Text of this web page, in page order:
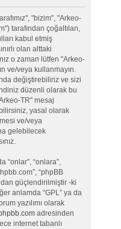
"bizim", "Arkeo-
tarafından çoğaltılan,
kabul etmiş
olan alttaki
o zaman lütfen "Arkeo-
ve/veya kullanmayın.
değiştirebiliriz ve sizi
düzenli olarak bu
TR" mesaj
yasal olarak
ve/veya
gelebilecek
“onlar”, “onlara”,
“phpBB
güçlendirilmiştir -ki
anlamda “GPL” ya da
yazılımı olarak
adresinden
internet tabanlı